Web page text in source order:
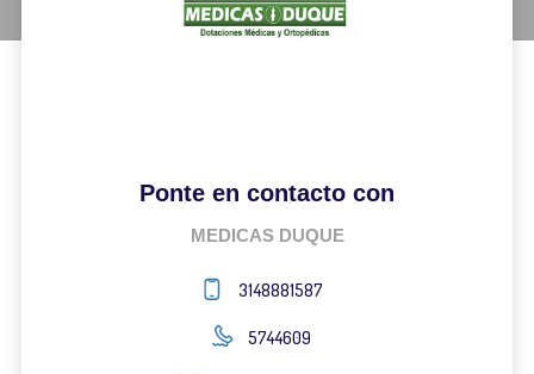
Ponte en contacto con
MEDICAS DUQUE
3148881587
5744609